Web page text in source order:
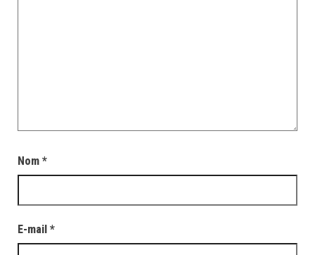
Nom *
E-mail *